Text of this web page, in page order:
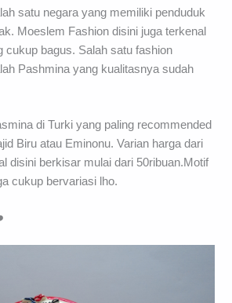
satu negara yang memiliki penduduk
Moeslem Fashion disini juga terkenal
cukup bagus. Salah satu fashion
Pashmina yang kualitasnya sudah
di Turki yang paling recommended
Biru atau Eminonu. Varian harga dari
disini berkisar mulai dari 50ribuan.Motif
cukup bervariasi lho.